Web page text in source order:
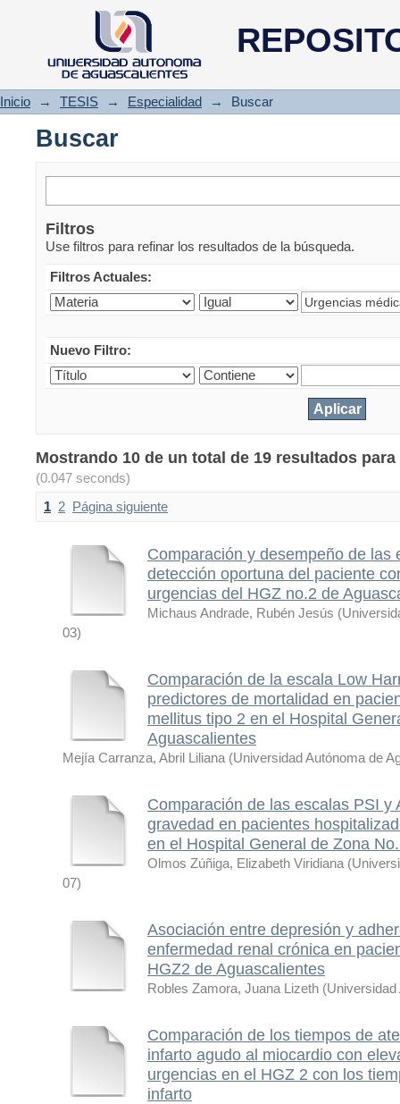
Buscar
Inicio → TESIS → Especialidad → Buscar
Buscar
Filtros
Use filtros para refinar los resultados de la búsqueda.
Filtros Actuales:
Nuevo Filtro:
Mostrando 10 de un total de 19 resultados
(0.047 seconds)
1 2 Página siguiente
Comparación y desempeño de
detección oportuna del paciente
urgencias del HGZ no.2 de
Michaus Andrade, Rubén Jesús (
03)
Comparación de la escala Low
predictores de mortalidad en
mellitus tipo 2 en el Hospital
Aguascalientes
Mejía Carranza, Abril Liliana (Universidad Autónoma de
Comparación de las escalas PSI
gravedad en pacientes
en el Hospital General de Zona
Olmos Zúñiga, Elizabeth Viridiana (
07)
Asociación entre depresión y
enfermedad renal crónica en
HGZ2 de Aguascalientes
Robles Zamora, Juana Lizeth (
Comparación de los tiempos de
infarto agudo al miocardio con
urgencias en el HGZ 2 con los
infarto